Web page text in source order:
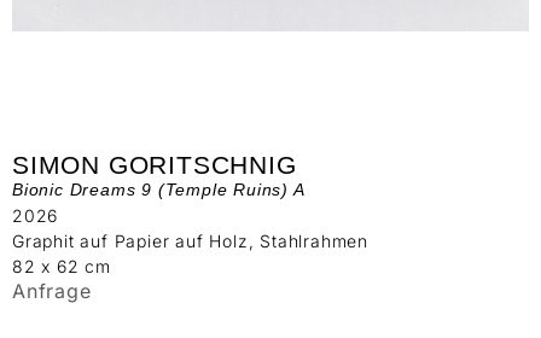
SIMON GORITSCHNIG
Bionic Dreams 9 (Temple Ruins) A
2026
Graphit auf Papier auf Holz, Stahlrahmen
82 x 62 cm
Anfrage